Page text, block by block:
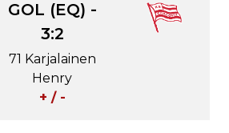
GOL (EQ) -
3:2
71 Karjalainen
Henry
+ / -